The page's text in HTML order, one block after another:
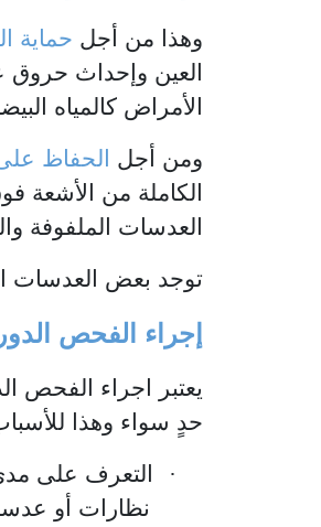
وهذا من أجل حماية
العين وإحداث
الأمراض كالمياه
ومن أجل الحفاظ
الكاملة من الأشعة
العدسات الملفوفة
توجد بعض العدسات
إجراء الفحص
يعتبر اجراء الفحص
حدٍ سواء وهذا للأسباب
·
التعرف على
نظارات أو